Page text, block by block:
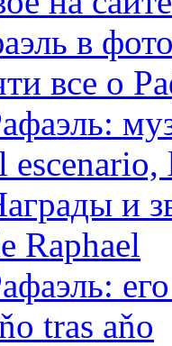
в
все о
escenario,
и
Raphael
tras aňo